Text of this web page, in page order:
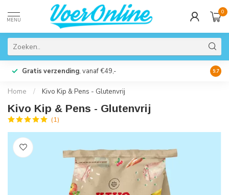
MENU
0
Gratis verzending, vanaf €49,- 9.7
Home / Kivo Kip & Pens - Glutenvrij
Kivo Kip & Pens - Glutenvrij
(1)